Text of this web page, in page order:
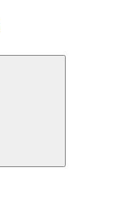
популярных